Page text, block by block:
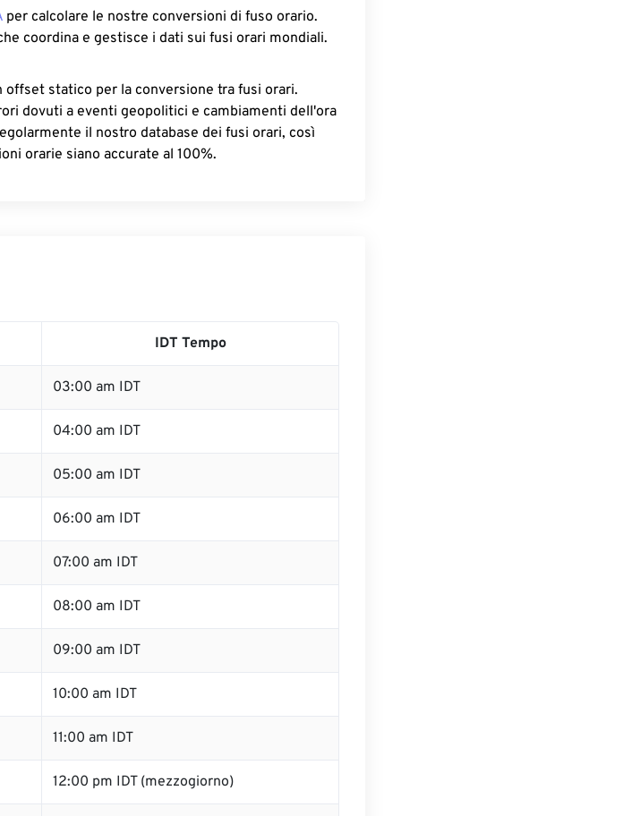
per calcolare le nostre conversioni di fuso orario.
coordina e gestisce i dati sui fusi orari mondiali.
statico per la conversione tra fusi orari.
dovuti a eventi geopolitici e cambiamenti dell'ora
il nostro database dei fusi orari, così
orarie siano accurate al 100%.
IDT Tempo
03:00 am IDT
04:00 am IDT
05:00 am IDT
06:00 am IDT
07:00 am IDT
08:00 am IDT
09:00 am IDT
10:00 am IDT
11:00 am IDT
12:00 pm IDT (mezzogiorno)